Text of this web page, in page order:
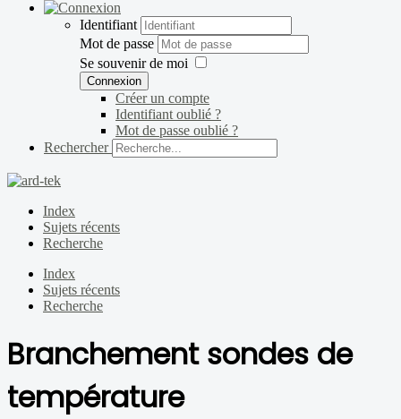
Identifiant
Mot de passe
Se souvenir de moi
Connexion
Créer un compte
Identifiant oublié ?
Mot de passe oublié ?
Rechercher
Index
Sujets récents
Recherche
Index
Sujets récents
Recherche
Branchement sondes de
température